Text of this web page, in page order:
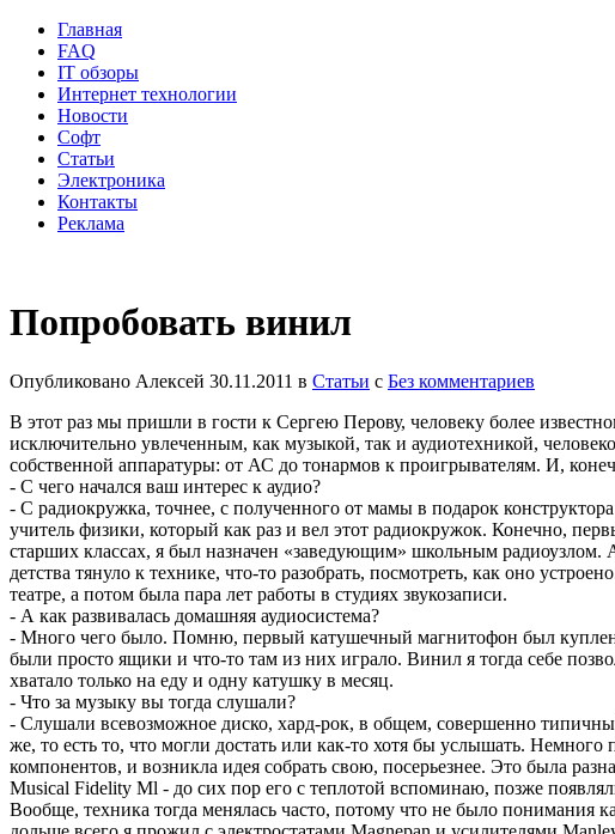
Главная
FAQ
IT обзоры
Интернет технологии
Новости
Софт
Статьи
Электроника
Контакты
Реклама
Попробовать винил
Опубликовано Алексей 30.11.2011 в Статьи с Без комментариев
В этот раз мы пришли в гости к Сергею Перову, человеку более
исключительно увлеченным, как музыкой, так и аудиотехникой,
собственной аппаратуры: от АС до тонармов к проигрывателям. И,
- С чего начался ваш интерес к аудио?
- С радиокружка, точнее, с полученного от мамы в подарок
учитель физики, который как раз и вел этот радиокружок. Конечно,
старших классах, я был назначен «заведующим» школьным радиоузлом.
детства тянуло к технике, что-то разобрать, посмотреть, как оно
театре, а потом была пара лет работы в студиях звукозаписи.
- А как развивалась домашняя аудиосистема?
- Много чего было. Помню, первый катушечный магнитофон был куплен
были просто ящики и что-то там из них играло. Винил я тогда себе
хватало только на еду и одну катушку в месяц.
- Что за музыку вы тогда слушали?
- Слушали всевозможное диско, хард-рок, в общем, совершенно
же, то есть то, что могли достать или как-то хотя бы услышать.
компонентов, и возникла идея собрать свою, посерьезнее. Это была
Musical Fidelity Ml - до сих пор его с теплотой вспоминаю, позже
Вообще, техника тогда менялась часто, потому что не было понимания